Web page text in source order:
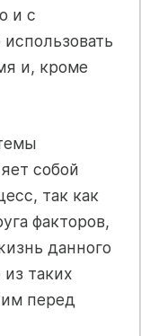
и с
и, кроме
собой
так как
факторов,
данного
таких
перед